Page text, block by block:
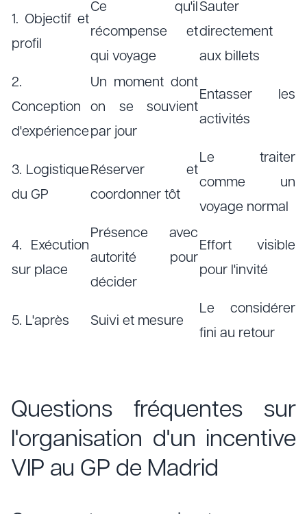
1. Objectif et
profil
Ce qu'il
récompense et
qui voyage
Sauter
directement
aux billets
2.
Conception
d'expérience
Un moment dont
on se souvient
par jour
Entasser les
activités
3. Logistique
du GP
Réserver et
coordonner tôt
Le traiter
comme un
voyage normal
4. Exécution
sur place
Présence avec
autorité pour
décider
Effort visible
pour l'invité
5. L'après Suivi et mesure
Le considérer
fini au retour
Questions fréquentes sur
l'organisation d'un incentive
VIP au GP de Madrid